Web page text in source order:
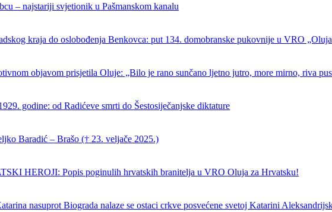
– najstariji svjetionik u Pašmanskom kanalu
kraja do oslobođenja Benkovca: put 134. domobranske pukovnije u VRO
objavom prisjetila Oluje: „Bilo je rano sunčano ljetno jutro, more mirno, riva
godine: od Radićeve smrti do Šestosiječanjske diktature
Baradić – Brašo († 23. veljače 2025.)
HEROJI: Popis poginulih hrvatskih branitelja u VRO Oluja za Hrvatsku!
nasuprot Biograda nalaze se ostaci crkve posvećene svetoj Katarini